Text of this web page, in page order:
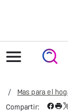
Mas para el
Compartir: